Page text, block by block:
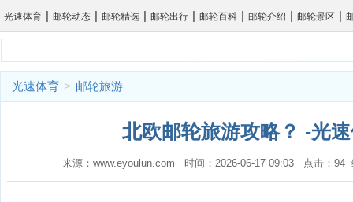
光速体育 | 邮轮动态 | 邮轮精选 | 邮轮出行 | 邮轮百科 | 邮轮介绍 | 邮轮景区 |
光速体育 > 邮轮旅游
北欧邮轮旅游攻略？ -光
来源：www.eyoulun.com 时间：2026-06-17 09:03 点击：